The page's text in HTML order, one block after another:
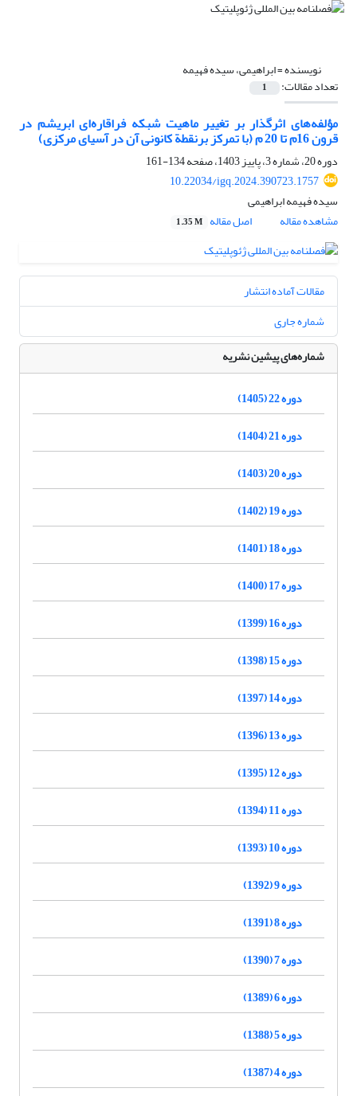
نویسنده =ابراهیمی، سیده فهیمه
تعداد مقالات: 1
مؤلفه‌های اثرگذار بر تغییر ماهیت شبکه فراقاره‌ای ابریشم در
قرون 16م تا 20 م (با تمرکز برنقطة کانونی آن در آسیای مرکزی)
دوره 20، شماره 3، پاییز 1403، صفحه
134-161
10.22034/igq.2024.390723.1757
سیده فهیمه ابراهیمی
مشاهده مقاله
اصل مقاله 1.35 M
مقالات آماده انتشار
شماره جاری
شماره‌های پیشین نشریه
دوره 22 (1405)
دوره 21 (1404)
دوره 20 (1403)
دوره 19 (1402)
دوره 18 (1401)
دوره 17 (1400)
دوره 16 (1399)
دوره 15 (1398)
دوره 14 (1397)
دوره 13 (1396)
دوره 12 (1395)
دوره 11 (1394)
دوره 10 (1393)
دوره 9 (1392)
دوره 8 (1391)
دوره 7 (1390)
دوره 6 (1389)
دوره 5 (1388)
دوره 4 (1387)